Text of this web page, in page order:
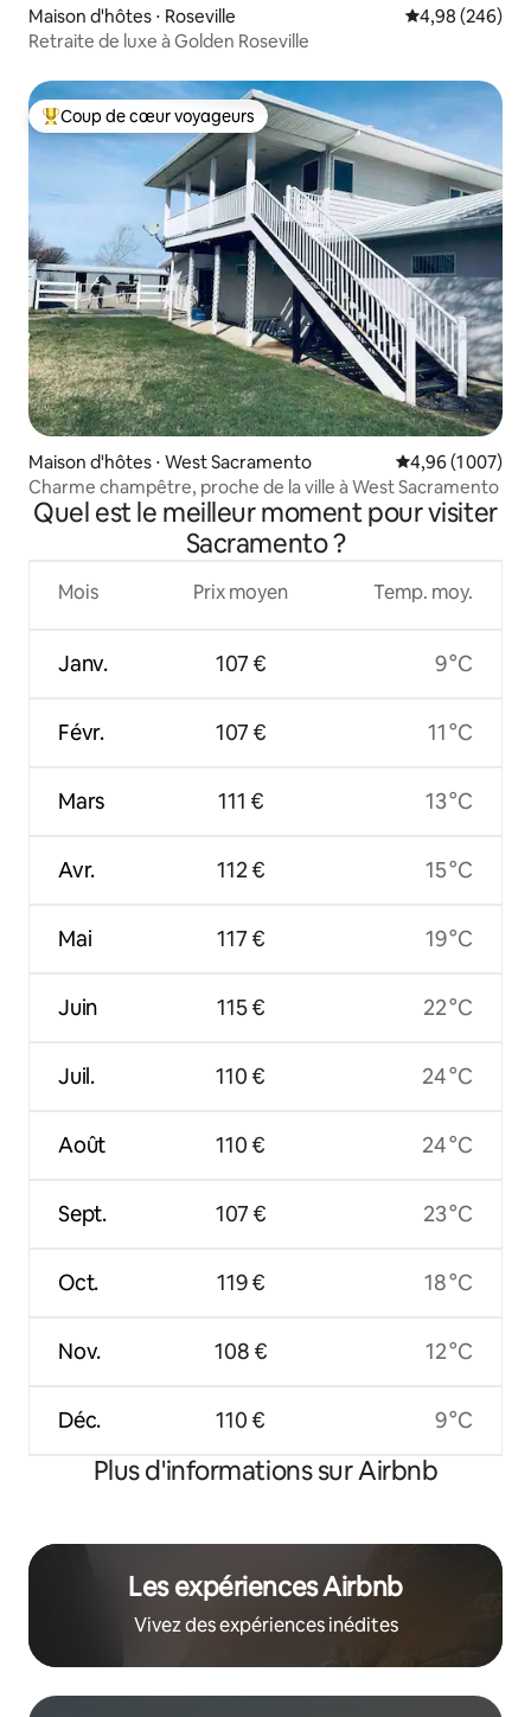
Maison d'hôtes ⋅ Roseville Évaluation
4,98 (246)
Retraite de luxe à Golden Roseville
Coups de cœur voyageurs les plus appréciés
Coup de cœur voyageurs
Maison d'hôtes ⋅ West Sacramento Évaluation
4,96 (1 007)
Charme champêtre, proche de la ville à West Sacramento
Quel est le meilleur moment pour visiter
Sacramento ?
Mois
Janv.
Févr.
Mars
Avr.
Mai
Juin
Juil.
Août
Sept.
Oct.
Nov.
Déc.
Prix moyen
107 €
107 €
111 €
112 €
117 €
115 €
110 €
110 €
107 €
119 €
108 €
110 €
Temp. moy.
9 °C
11 °C
13 °C
15 °C
19 °C
22 °C
24 °C
24 °C
23 °C
18 °C
12 °C
9 °C
Plus d'informations sur Airbnb
Les expériences Airbnb
Vivez des expériences inédites